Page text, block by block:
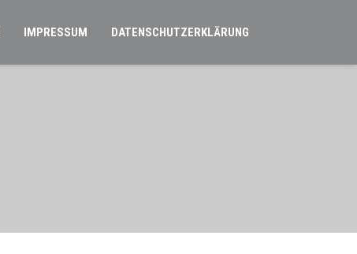
IMPRESSUM DATENSCHUTZERKLÄRUNG